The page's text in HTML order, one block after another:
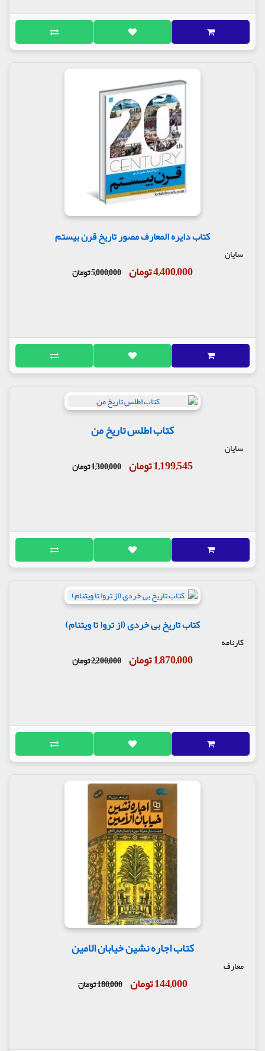
کتاب دایره المعارف مصور تاریخ قرن بیستم
سایان
4,400,000 تومان 5,000,000 تومان
کتاب اطلس تاریخ من
سایان
1,199,545 تومان 1,300,000 تومان
کتاب تاریخ بی خردی (از تروا تا ویتنام)
کارنامه
1,870,000 تومان 2,200,000 تومان
کتاب اجاره نشین خیابان الامین
معارف
144,000 تومان 180,000 تومان